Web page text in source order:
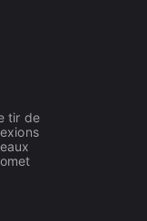
tir de